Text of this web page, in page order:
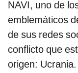
NAVI, uno de
emblemáticos
de sus redes
conflicto que
origen: